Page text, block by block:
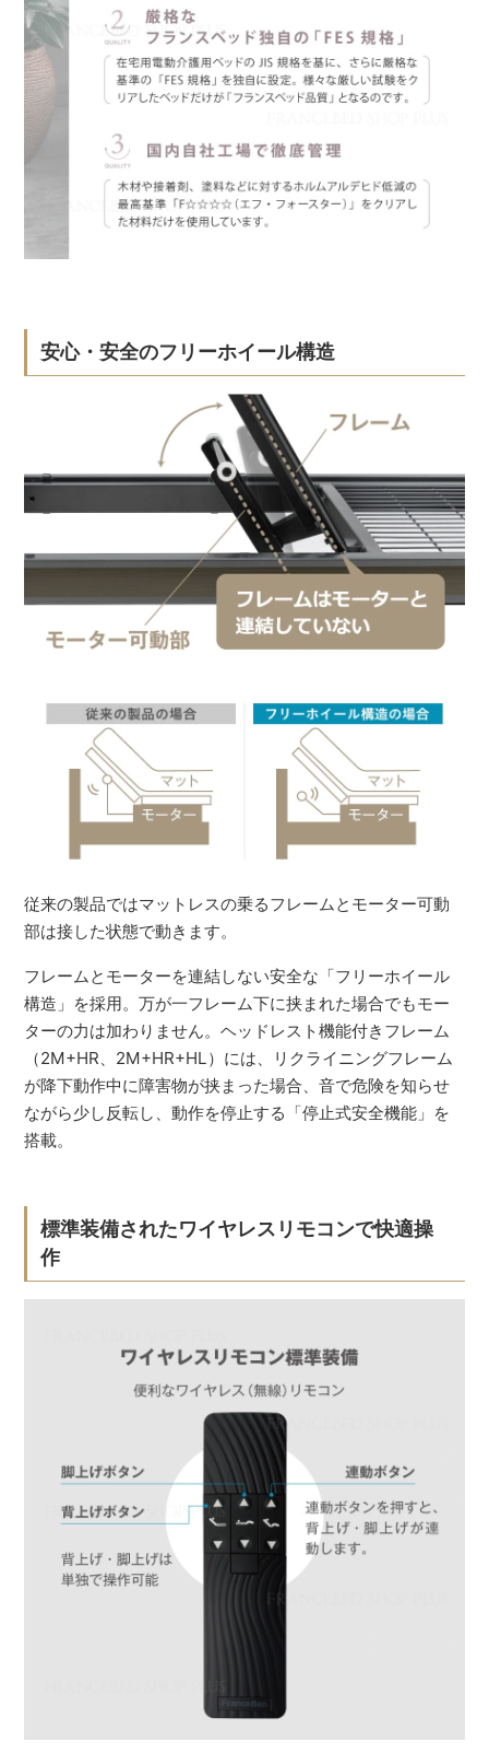
安心・安全のフリーホイール構造
従来の製品ではマットレスの乗るフレームとモーター可動
部は接した状態で動きます。
フレームとモーターを連結しない安全な「フリーホイール
構造」を採用。万が一フレーム下に挟まれた場合でもモー
ターの力は加わりません。ヘッドレスト機能付きフレーム
（2M+HR、2M+HR+HL）には、リクライニングフレーム
が降下動作中に障害物が挟まった場合、音で危険を知らせ
ながら少し反転し、動作を停止する「停止式安全機能」を
搭載。
標準装備されたワイヤレスリモコンで快適操
作